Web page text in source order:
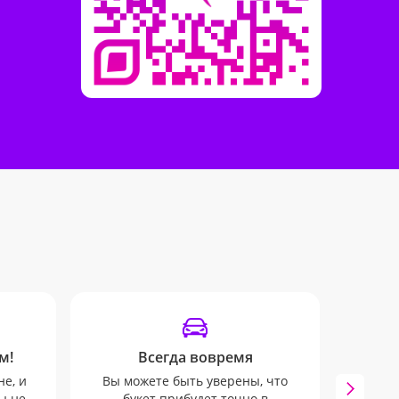
и
Всегда вовремя
Вы можете быть уверены, что